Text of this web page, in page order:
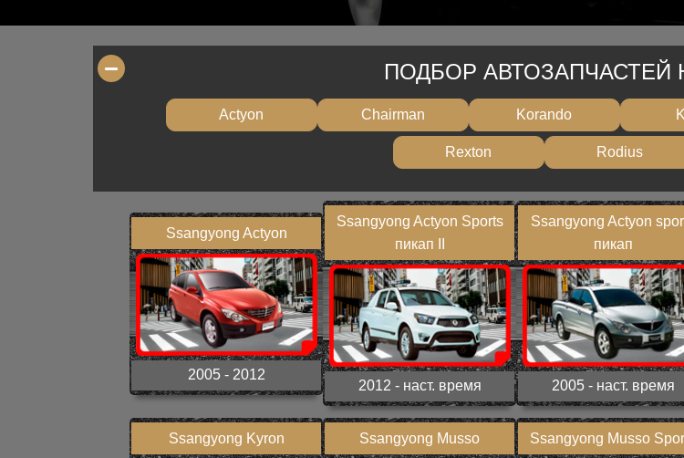
ПОДБОР АВТОЗАПЧАСТЕЙ
Actyon Chairman Korando
Rexton Rodius
Ssangyong Actyon
2005 - 2012
Ssangyong Actyon Sports
пикап II
2012 - наст. время
Ssangyong Actyon
пикап
2005 - наст. время
Ssangyong Kyron Ssangyong Musso Ssangyong Musso